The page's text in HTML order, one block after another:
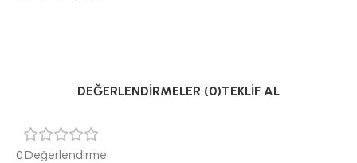
DEĞERLENDIRMELER (0)TEKLIF AL
0 Değerlendirme